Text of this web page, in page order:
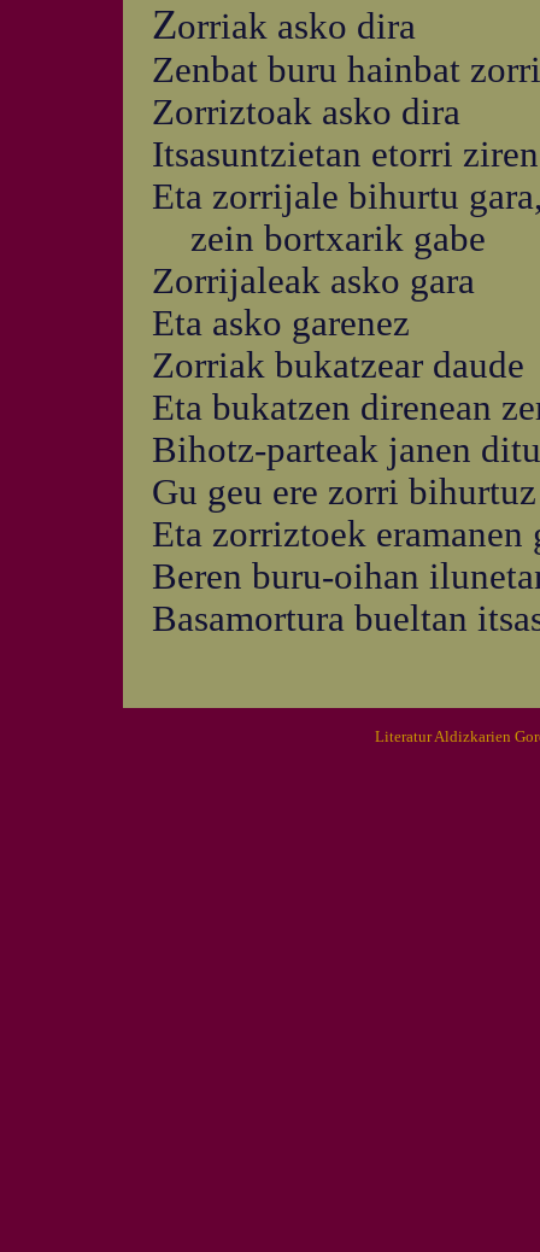
Zorriak asko dira
Zenbat buru hainbat
Zorriztoak asko dira
Itsasuntzietan etorri
Eta zorrijale bihurtu
zein bortxarik gabe
Zorrijaleak asko gara
Eta asko garenez
Zorriak bukatzear daude
Eta bukatzen direnean
Bihotz-parteak janen
Gu geu ere zorri bihurtuz
Eta zorriztoek eramanen
Beren buru-oihan
Basamortura bueltan
Literatur Aldizkarien